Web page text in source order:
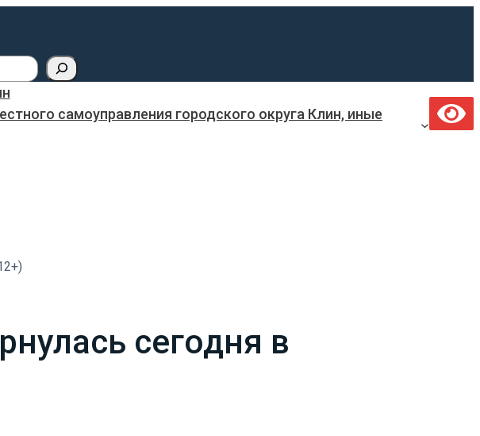
самоуправления городского округа Клин, иные
сегодня в